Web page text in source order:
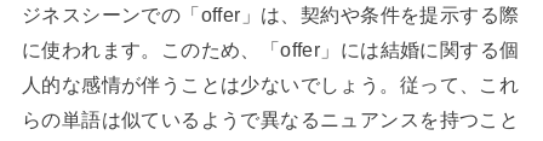
ジネスシーンでの「offer」は、契約や条件を提示する際
に使われます。このため、「offer」には結婚に関する個
人的な感情が伴うことは少ないでしょう。従って、これ
らの単語は似ているようで異なるニュアンスを持つこと